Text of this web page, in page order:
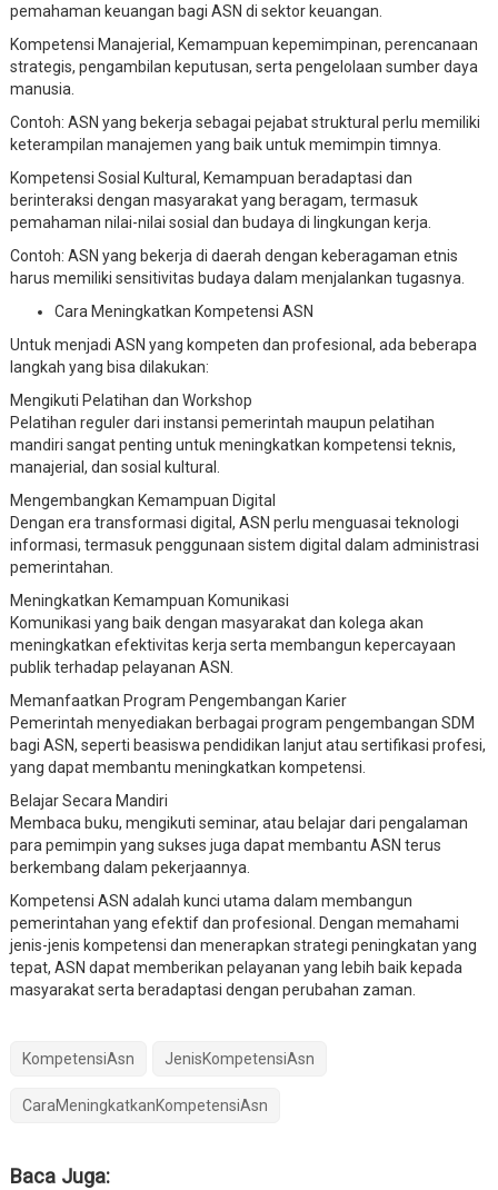
pemahaman keuangan bagi ASN di sektor keuangan.
Kompetensi Manajerial, Kemampuan kepemimpinan, perencanaan
strategis, pengambilan keputusan, serta pengelolaan sumber daya
manusia.
Contoh: ASN yang bekerja sebagai pejabat struktural perlu memiliki
keterampilan manajemen yang baik untuk memimpin timnya.
Kompetensi Sosial Kultural, Kemampuan beradaptasi dan
berinteraksi dengan masyarakat yang beragam, termasuk
pemahaman nilai-nilai sosial dan budaya di lingkungan kerja.
Contoh: ASN yang bekerja di daerah dengan keberagaman etnis
harus memiliki sensitivitas budaya dalam menjalankan tugasnya.
Cara Meningkatkan Kompetensi ASN
Untuk menjadi ASN yang kompeten dan profesional, ada beberapa
langkah yang bisa dilakukan:
Mengikuti Pelatihan dan Workshop
Pelatihan reguler dari instansi pemerintah maupun pelatihan
mandiri sangat penting untuk meningkatkan kompetensi teknis,
manajerial, dan sosial kultural.
Mengembangkan Kemampuan Digital
Dengan era transformasi digital, ASN perlu menguasai teknologi
informasi, termasuk penggunaan sistem digital dalam administrasi
pemerintahan.
Meningkatkan Kemampuan Komunikasi
Komunikasi yang baik dengan masyarakat dan kolega akan
meningkatkan efektivitas kerja serta membangun kepercayaan
publik terhadap pelayanan ASN.
Memanfaatkan Program Pengembangan Karier
Pemerintah menyediakan berbagai program pengembangan SDM
bagi ASN, seperti beasiswa pendidikan lanjut atau sertifikasi profesi,
yang dapat membantu meningkatkan kompetensi.
Belajar Secara Mandiri
Membaca buku, mengikuti seminar, atau belajar dari pengalaman
para pemimpin yang sukses juga dapat membantu ASN terus
berkembang dalam pekerjaannya.
Kompetensi ASN adalah kunci utama dalam membangun
pemerintahan yang efektif dan profesional. Dengan memahami
jenis-jenis kompetensi dan menerapkan strategi peningkatan yang
tepat, ASN dapat memberikan pelayanan yang lebih baik kepada
masyarakat serta beradaptasi dengan perubahan zaman.
KompetensiAsn JenisKompetensiAsn
CaraMeningkatkanKompetensiAsn
Baca Juga: